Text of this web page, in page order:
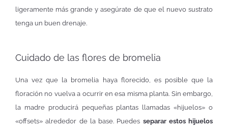
ligeramente más grande y asegúrate de que el nuevo sustrato
tenga un buen drenaje.
Cuidado de las flores de bromelia
Una vez que la bromelia haya florecido, es posible que la
floración no vuelva a ocurrir en esa misma planta. Sin embargo,
la madre producirá pequeñas plantas llamadas «hijuelos» o
«offsets» alrededor de la base. Puedes separar estos hijuelos